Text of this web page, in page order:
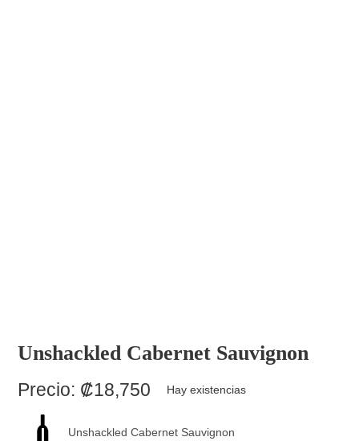
Unshackled Cabernet Sauvignon
Precio: ₡18,750 Hay existencias
Unshackled Cabernet Sauvignon